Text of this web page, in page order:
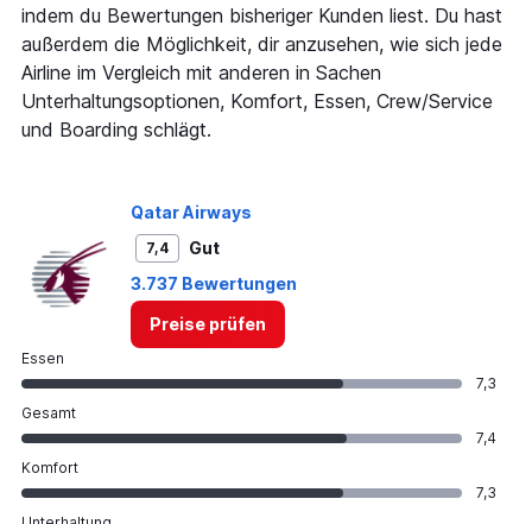
indem du Bewertungen bisheriger Kunden liest. Du hast
außerdem die Möglichkeit, dir anzusehen, wie sich jede
Airline im Vergleich mit anderen in Sachen
Unterhaltungsoptionen, Komfort, Essen, Crew/Service
und Boarding schlägt.
Qatar Airways
7,4
Gut
3.737 Bewertungen
Preise prüfen
Essen
7,3
Gesamt
7,4
Komfort
7,3